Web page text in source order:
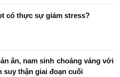
có thực sự giảm stress?
ăn, nam sinh choáng váng với
suy thận giai đoạn cuối